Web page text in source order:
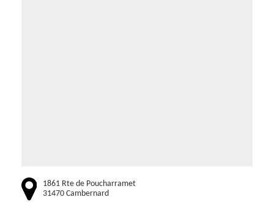
1861 Rte de Poucharramet
31470 Cambernard